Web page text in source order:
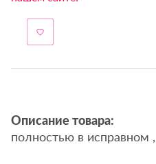
Описание товара:
полностью в исправном